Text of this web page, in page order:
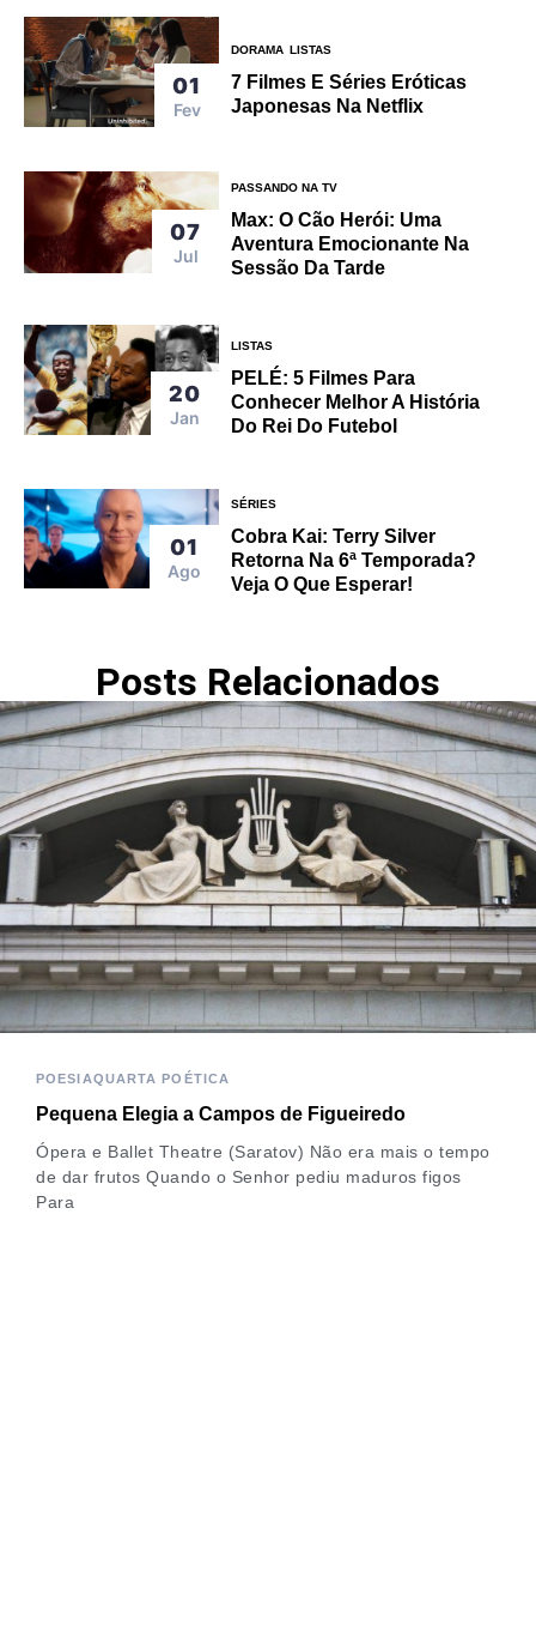
01
Fev
DORAMA LISTAS
7 Filmes E Séries Eróticas
Japonesas Na Netflix
07
Jul
PASSANDO NA TV
Max: O Cão Herói: Uma
Aventura Emocionante Na
Sessão Da Tarde
20
Jan
LISTAS
PELÉ: 5 Filmes Para
Conhecer Melhor A História
Do Rei Do Futebol
01
Ago
SÉRIES
Cobra Kai: Terry Silver
Retorna Na 6ª Temporada?
Veja O Que Esperar!
Posts Relacionados
POESIAQUARTA POÉTICA
Pequena Elegia a Campos de Figueiredo
Ópera e Ballet Theatre (Saratov) Não era mais o tempo
de dar frutos Quando o Senhor pediu maduros figos
Para